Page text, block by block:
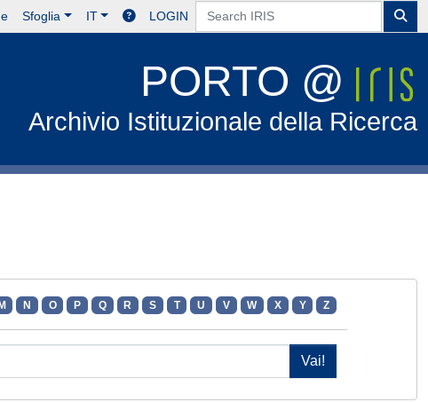
Sfoglia IT LOGIN
PORTO @
Archivio Istituzionale della Ricerca
M N O P Q R S T U V W X Y Z